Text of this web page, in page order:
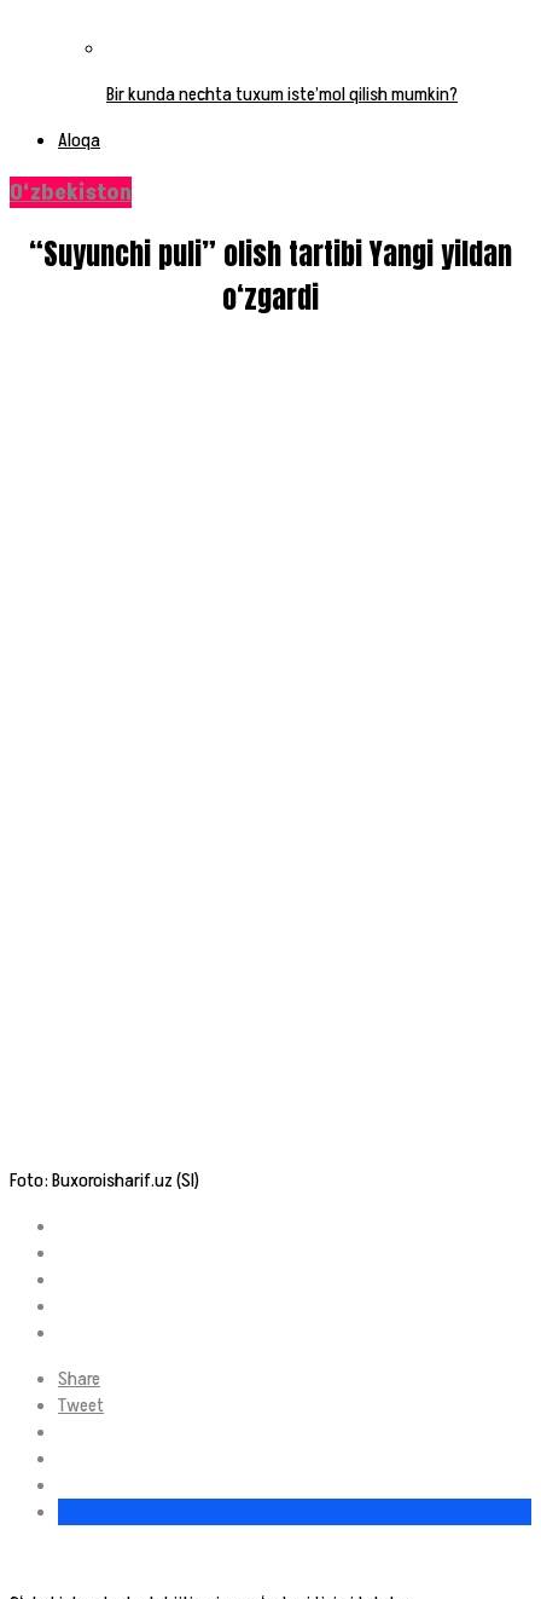
Bir kunda nechta tuxum iste’mol qilish mumkin?
Aloqa
O‘zbekiston
“Suyunchi puli” olish tartibi Yangi yildan
o‘zgardi
Foto: Buxoroisharif.uz (SI)
Share
Tweet